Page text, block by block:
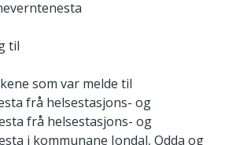
til
som var melde til
frå helsestasjons- og
frå helsestasjons- og
i kommunane Jondal, Odda og